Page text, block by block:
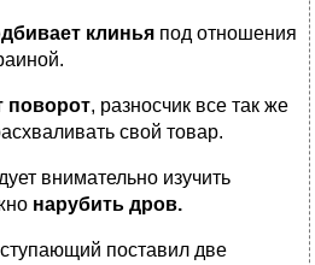
клинья под отношения
поворот, разносчик все так же
свой товар.
внимательно изучить
нарубить дров.
поставил две